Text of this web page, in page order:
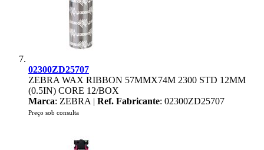
02300ZD25707
ZEBRA WAX RIBBON 57MMX74M 2300 STD 12MM
(0.5IN) CORE 12/BOX
Marca: ZEBRA | Ref. Fabricante: 02300ZD25707
Preço sob consulta